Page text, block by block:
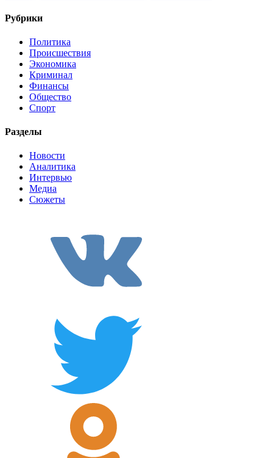
Рубрики
Политика
Происшествия
Экономика
Криминал
Финансы
Общество
Спорт
Разделы
Новости
Аналитика
Интервью
Медиа
Сюжеты